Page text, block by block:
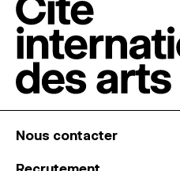
Nous contacter